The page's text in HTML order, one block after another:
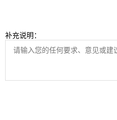
补充说明：